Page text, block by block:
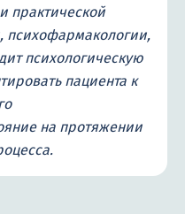
практической
психофармакологии,
психологическую
пациента к
на протяжении